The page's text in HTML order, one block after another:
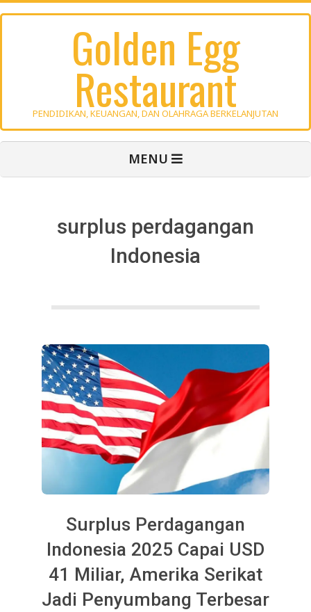
Skip
Golden Egg
Restaurant
PENDIDIKAN, KEUANGAN, DAN OLAHRAGA BERKELANJUTAN
MENU
surplus perdagangan
Indonesia
Surplus Perdagangan
Indonesia 2025 Capai USD
41 Miliar, Amerika Serikat
Jadi Penyumbang Terbesar